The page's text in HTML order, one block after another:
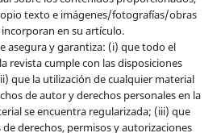
texto e imágenes/fotografías/obras
en su artículo.
asegura y garantiza: (i) que todo el
revista cumple con las disposiciones
que la utilización de cualquier material
de autor y derechos personales en la
se encuentra regularizada; (iii) que
derechos, permisos y autorizaciones